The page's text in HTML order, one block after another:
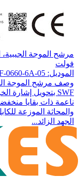
فولت
الموديل: SKS-SF-0660-6A-05
وصف مرشح الموجة
ناعمة ذات بقايا
الجهد الزائد...